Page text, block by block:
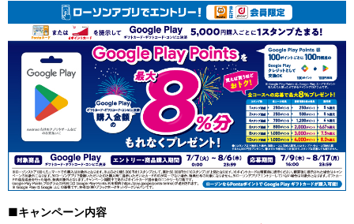
■キャンペーン内容